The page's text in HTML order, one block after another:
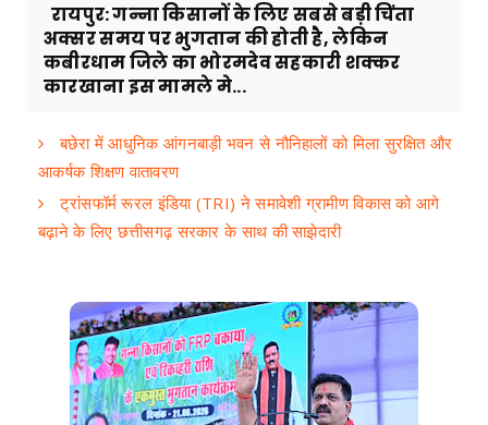
रायपुर: गन्ना किसानों के लिए सबसे बड़ी चिंता
अक्सर समय पर भुगतान की होती है, लेकिन
कबीरधाम जिले का भोरमदेव सहकारी शक्कर
कारखाना इस मामले मे...
बछेरा में आधुनिक आंगनबाड़ी भवन से नौनिहालों को मिला सुरक्षित और
आकर्षक शिक्षण वातावरण
ट्रांसफॉर्म रूरल इंडिया (TRI) ने समावेशी ग्रामीण विकास को आगे
बढ़ाने के लिए छत्तीसगढ़ सरकार के साथ की साझेदारी